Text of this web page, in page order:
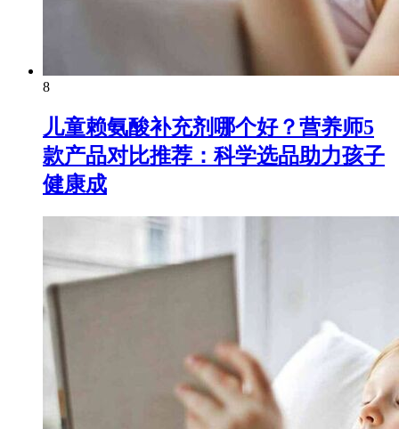
8
儿童赖氨酸补充剂哪个好？营养师5
款产品对比推荐：科学选品助力孩子
健康成